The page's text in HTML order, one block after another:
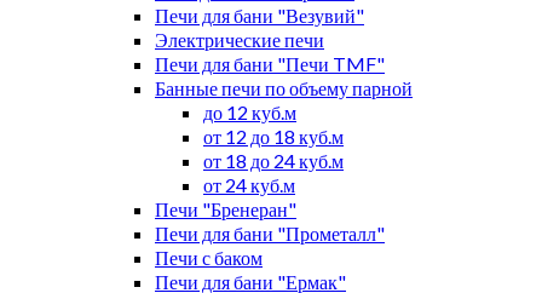
Печи для бани "Везувий"
Электрические печи
Печи для бани "Печи TMF"
Банные печи по объему парной
до 12 куб.м
от 12 до 18 куб.м
от 18 до 24 куб.м
от 24 куб.м
Печи "Бренеран"
Печи для бани "Прометалл"
Печи с баком
Печи для бани "Ермак"